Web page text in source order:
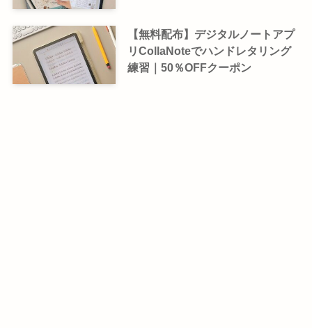
【無料配布】デジタルノートアプ
リCollaNoteでハンドレタリング
練習｜50％OFFクーポン